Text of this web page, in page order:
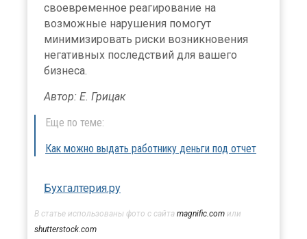
своевременное реагирование на
возможные нарушения помогут
минимизировать риски возникновения
негативных последствий для вашего
бизнеса.
Автор: Е. Грицак
Еще по теме:
Как можно выдать работнику деньги под отчет
Бухгалтерия.ру
В статье использованы фото с сайта magnific.com или
shutterstock.com